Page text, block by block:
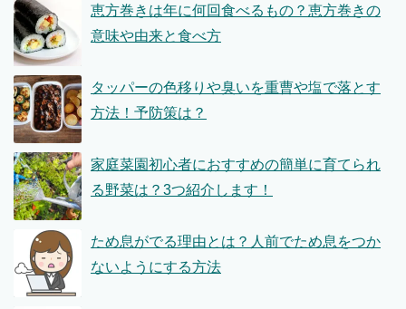
恵方巻きは年に何回食べるもの？恵方巻きの
意味や由来と食べ方
タッパーの色移りや臭いを重曹や塩で落とす
方法！予防策は？
家庭菜園初心者におすすめの簡単に育てられ
る野菜は？3つ紹介します！
ため息がでる理由とは？人前でため息をつか
ないようにする方法